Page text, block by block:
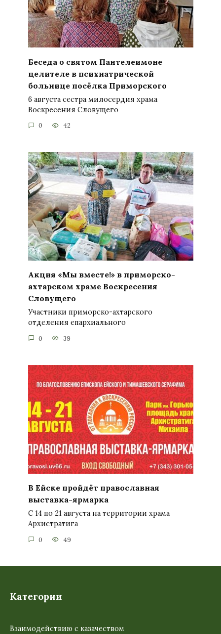
Беседа о святом Пантелеимоне
целителе в психиатрической
больнице посёлка Приморского
6 августа сестра милосердия храма
Воскресения Словущего
0 42
Акция «Мы вместе!» в приморско-
ахтарском храме Воскресения
Словущего
Участники приморско-ахтарского
отделения епархиального
0 39
В Ейске пройдёт православная
выставка-ярмарка
С 14 по 21 августа на территории храма
Архистратига
0 49
Категории
Взаимодействию с казачеством